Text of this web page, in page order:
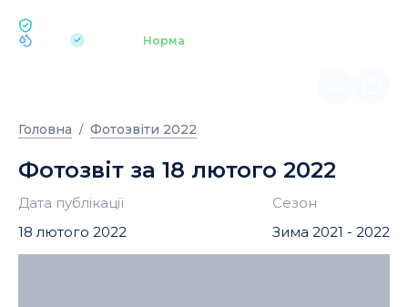
| Норма
Головна Фотозвіти 2022
Фотозвіт за 18 лютого 2022
Дата публікації
18 лютого 2022
Сезон
Зима 2021 - 2022